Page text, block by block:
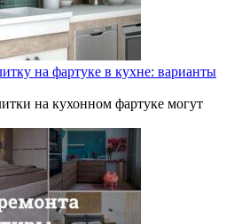
на фартуке в кухне: варианты
на кухонном фартуке могут